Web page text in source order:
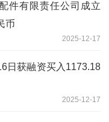
件有限责任公司成立
币
2025-12-17
日获融资买入1173.18
2025-12-17